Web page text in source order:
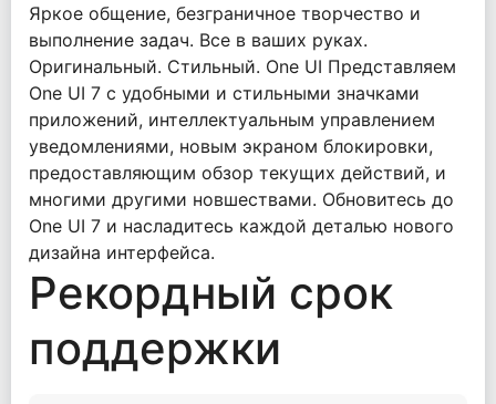
Яркое общение, безграничное творчество и
выполнение задач. Все в ваших руках.
Оригинальный. Стильный. One UI Представляем
One UI 7 с удобными и стильными значками
приложений, интеллектуальным управлением
уведомлениями, новым экраном блокировки,
предоставляющим обзор текущих действий, и
многими другими новшествами. Обновитесь до
One UI 7 и насладитесь каждой деталью нового
дизайна интерфейса.
Рекордный срок
поддержки